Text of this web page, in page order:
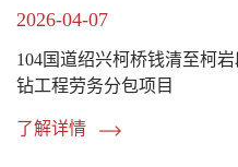
2026-04-07
104国道绍兴柯桥钱清至柯
钻工程劳务分包项目
了解详情